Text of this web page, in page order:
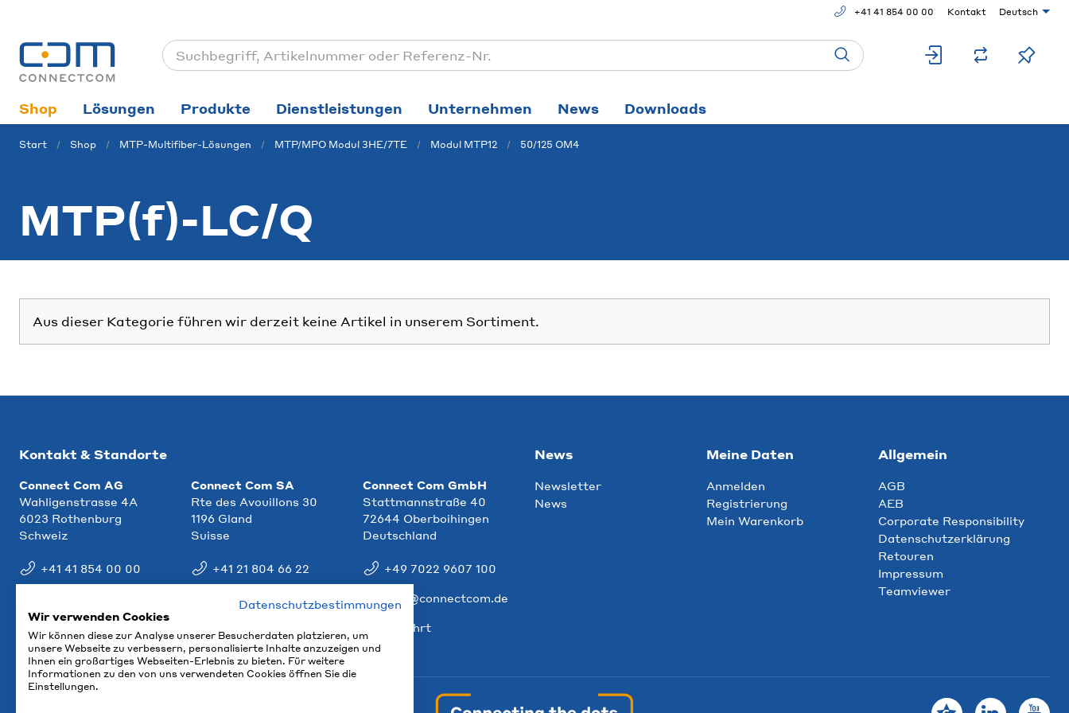
+41 41 854 00 00 Kontakt Deutsch
Shop Lösungen Produkte Dienstleistungen Unternehmen News Downloads
Start Shop MTP-Multifiber-Lösungen MTP/MPO Modul 3HE/7TE Modul MTP12 50/125 OM4
MTP(f)-LC/Q
Aus dieser Kategorie führen wir derzeit keine Artikel in unserem Sortiment.
Kontakt & Standorte
Connect Com AG
Wahligenstrasse 4A
6023 Rothenburg
Schweiz
+41 41 854 00 00
Connect Com SA
Rte des Avouillons 30
1196 Gland
Suisse
+41 21 804 66 22
info@ccm.ch
Connect Com GmbH
Stattmannstraße 40
72644 Oberboihingen
Deutschland
+49 7022 9607 100
info@connectcom.de
Anfahrt
News
Newsletter
News
Meine Daten
Anmelden
Registrierung
Mein Warenkorb
Allgemein
AGB
AEB
Corporate Responsibility
Datenschutzerklärung
Retouren
Impressum
Teamviewer
Datenschutzbestimmungen
Wir verwenden Cookies
Wir können diese zur Analyse unserer Besucherdaten platzieren, um
unsere Webseite zu verbessern, personalisierte Inhalte anzuzeigen und
Ihnen ein großartiges Webseiten-Erlebnis zu bieten. Für weitere
Informationen zu den von uns verwendeten Cookies öffnen Sie die
Einstellungen.